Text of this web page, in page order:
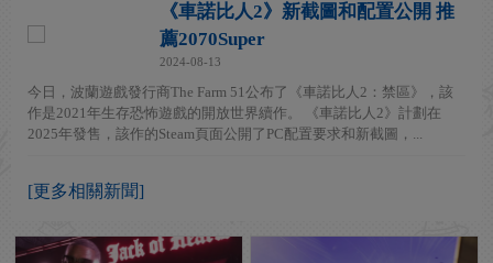
《車諾比人2》新截圖和配置公開 推
薦2070Super
2024-08-13
今日，波蘭遊戲發行商The Farm 51公布了《車諾比人2：禁區》，該
作是2021年生存恐怖遊戲的開放世界續作。 《車諾比人2》計劃在
2025年發售，該作的Steam頁面公開了PC配置要求和新截圖，...
[更多相關新聞]